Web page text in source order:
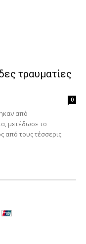
τραυματίες
0
από
μετέδωσε το
από τους τέσσερις